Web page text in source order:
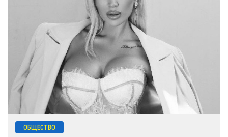
ОБЩЕСТВО